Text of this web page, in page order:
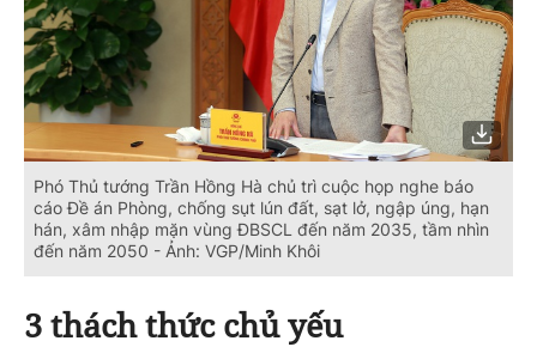
Phó Thủ tướng Trần Hồng Hà chủ trì cuộc họp nghe báo
cáo Đề án Phòng, chống sụt lún đất, sạt lở, ngập úng, hạn
hán, xâm nhập mặn vùng ĐBSCL đến năm 2035, tầm nhìn
đến năm 2050 - Ảnh: VGP/Minh Khôi
3 thách thức chủ yếu